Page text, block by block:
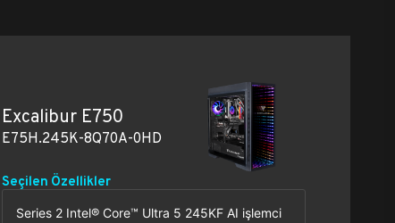
Excalibur E750
E75H.245K-8Q70A-0HD
Seçilen Özellikler
Series 2 Intel® Core™ Ultra 5 245KF AI işlemci